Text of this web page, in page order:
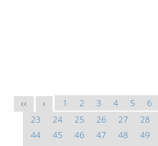
<< < 1 2 3 4 5 6
23
24 25 26 27 28
44
45 46 47 48 49